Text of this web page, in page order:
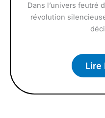
Dans l’univers feutré
révolution
Lire